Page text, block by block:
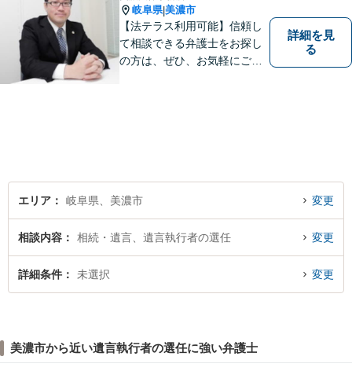
岐阜県|美濃市
【法テラス利用可能】信頼し
て相談できる弁護士をお探し
の方は、ぜひ、お気軽にご連
詳細を見
る
エリア 岐阜県、美濃市 変更
相談内容 相続・遺言、遺言執行者の選任 変更
詳細条件 未選択 変更
美濃市から近い遺言執行者の選任に強い弁護士